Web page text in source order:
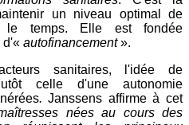
un niveau optimal de
le temps. Elle est fondée
d'« autofinancement».
sanitaires, l'idée de
celle d'une autonomie
. Janssens affirme à cet
nées au cours des